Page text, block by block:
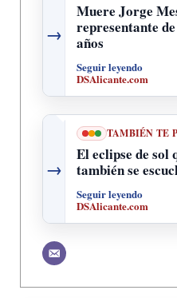
→
Muere Jorge
representante
años
Seguir leyendo
DSAlicante.com
→
TAMBIÉN TE
El eclipse de sol
también se
Seguir leyendo
DSAlicante.com